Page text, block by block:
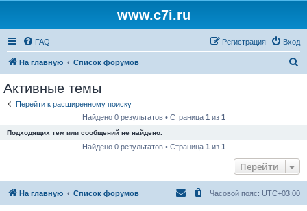
www.c7i.ru
FAQ Вход
Регистрация
На главную Список форумов
Активные темы
Перейти к расширенному поиску
Найдено 0 результатов • Страница 1 из 1
Подходящих тем или сообщений не найдено.
Найдено 0 результатов • Страница 1 из 1
Перейти
На главную Список форумов Часовой пояс: UTC+03:00